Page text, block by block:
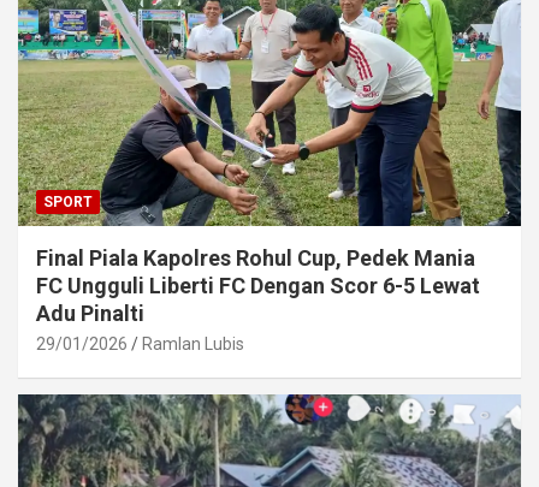
SPORT
Final Piala Kapolres Rohul Cup, Pedek Mania
FC Ungguli Liberti FC Dengan Scor 6-5 Lewat
Adu Pinalti
29/01/2026 Ramlan Lubis